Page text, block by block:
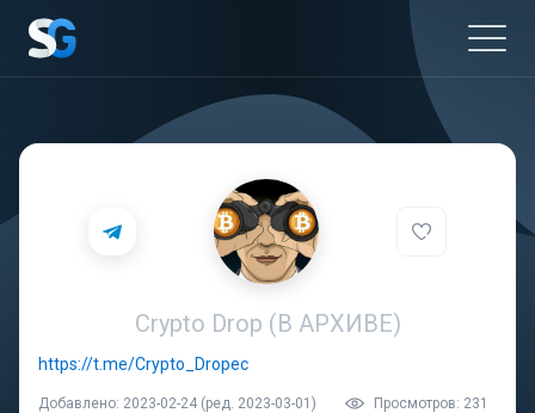
Crypto Drop (В АРХИВЕ)
https://t.me/Crypto_Dropec
Добавлено: 2023-02-24 (ред. 2023-03-01) Просмотров: 231